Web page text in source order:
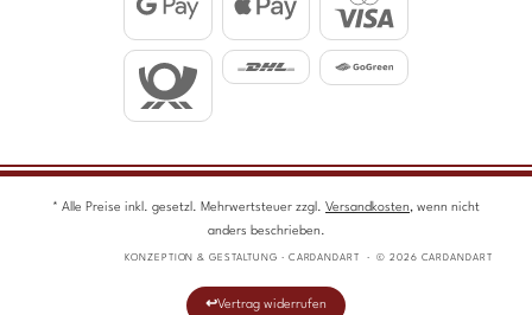
* Alle Preise inkl. gesetzl. Mehrwertsteuer zzgl. Versandkosten, wenn nicht
anders beschrieben.
KONZEPTION & GESTALTUNG · CARDANDART · © 2026 CARDANDART
Vertrag widerrufen